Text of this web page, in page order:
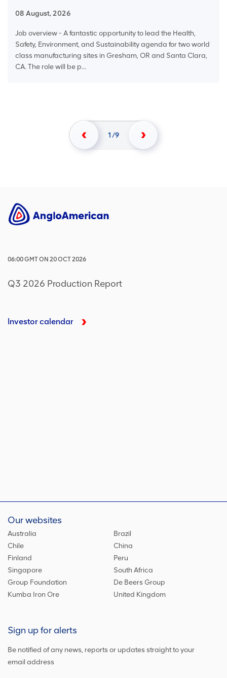
08 August, 2026
Job overview - A fantastic opportunity to lead the Health,
Safety, Environment, and Sustainability agenda for two world
class manufacturing sites in Gresham, OR and Santa Clara,
CA. The role will be p...
1 9
06:00GMTON 20 OCT 2026
Q3 2026 Production Report
Investor calendar
Our websites
Australia
Brazil
Chile
China
Finland
Peru
Singapore
South Africa
Group Foundation
De Beers Group
Kumba Iron Ore
United Kingdom
Sign up for alerts
Be notified of any news, reports or updates straight to your
email address